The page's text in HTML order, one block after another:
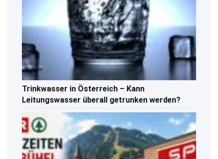
Trinkwasser in Österreich – Kann
Leitungswasser überall getrunken werden?